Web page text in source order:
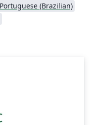
Portuguese (Brazilian)